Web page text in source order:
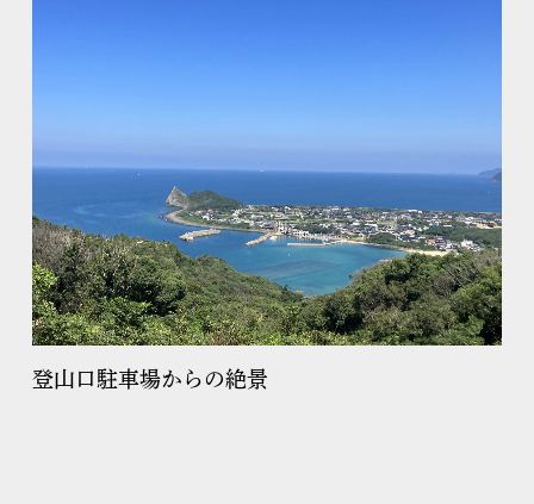
登山口駐車場からの絶景